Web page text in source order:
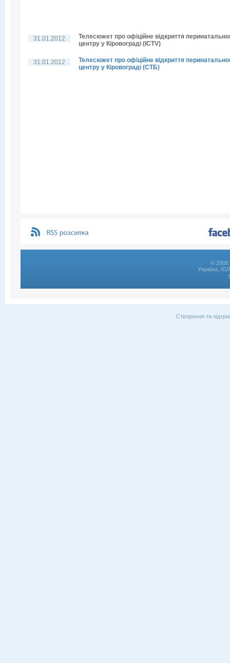
31.01.2012
Телесюжет про офіційне відкриття
центру у Кіровограді (ICTV)
31.01.2012
Телесюжет про офіційне відкриття
центру у Кіровограді (СТБ)
© 2006
Україна,
Створення та